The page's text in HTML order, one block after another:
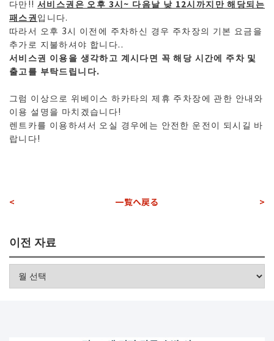
다만!! 서비스권은 오후 3시~ 다음날 낮 12시까지만 해당되는
패스권입니다.
따라서 오후 3시 이전에 주차하신 경우 주차장의 기본 요금을
추가로 지불하셔야 합니다..
서비스권 이용을 생각하고 계시다면 꼭 해당 시간에 주차 및
출고를 부탁드립니다.
그럼 이상으로 위베이스 하카타의 제휴 주차장에 관한 안내와
이용 설명을 마치겠습니다!
렌트카를 이용하셔서 오실 경우에는 안전한 운전이 되시길 바
랍니다!
一覧へ戻る
< >
이전 자료